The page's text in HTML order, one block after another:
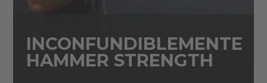
INCONFUNDIBLEMENTE
HAMMER STRENGTH